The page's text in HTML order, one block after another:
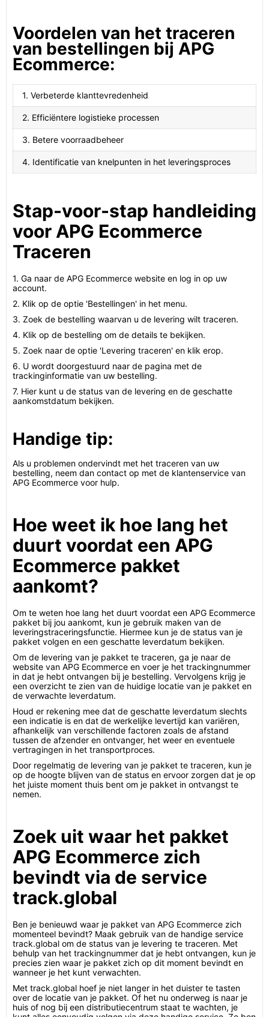
Voordelen van het traceren
van bestellingen bij APG
Ecommerce:
1. Verbeterde klanttevredenheid
2. Efficiëntere logistieke processen
3. Betere voorraadbeheer
4. Identificatie van knelpunten in het leveringsproces
Stap-voor-stap handleiding
voor APG Ecommerce
Traceren
1. Ga naar de APG Ecommerce website en log in op uw
account.
2. Klik op de optie 'Bestellingen' in het menu.
3. Zoek de bestelling waarvan u de levering wilt traceren.
4. Klik op de bestelling om de details te bekijken.
5. Zoek naar de optie 'Levering traceren' en klik erop.
6. U wordt doorgestuurd naar de pagina met de
trackinginformatie van uw bestelling.
7. Hier kunt u de status van de levering en de geschatte
aankomstdatum bekijken.
Handige tip:
Als u problemen ondervindt met het traceren van uw
bestelling, neem dan contact op met de klantenservice van
APG Ecommerce voor hulp.
Hoe weet ik hoe lang het
duurt voordat een APG
Ecommerce pakket
aankomt?
Om te weten hoe lang het duurt voordat een APG Ecommerce
pakket bij jou aankomt, kun je gebruik maken van de
leveringstraceringsfunctie. Hiermee kun je de status van je
pakket volgen en een geschatte leverdatum bekijken.
Om de levering van je pakket te traceren, ga je naar de
website van APG Ecommerce en voer je het trackingnummer
in dat je hebt ontvangen bij je bestelling. Vervolgens krijg je
een overzicht te zien van de huidige locatie van je pakket en
de verwachte leverdatum.
Houd er rekening mee dat de geschatte leverdatum slechts
een indicatie is en dat de werkelijke levertijd kan variëren,
afhankelijk van verschillende factoren zoals de afstand
tussen de afzender en ontvanger, het weer en eventuele
vertragingen in het transportproces.
Door regelmatig de levering van je pakket te traceren, kun je
op de hoogte blijven van de status en ervoor zorgen dat je op
het juiste moment thuis bent om je pakket in ontvangst te
nemen.
Zoek uit waar het pakket
APG Ecommerce zich
bevindt via de service
track.global
Ben je benieuwd waar je pakket van APG Ecommerce zich
momenteel bevindt? Maak gebruik van de handige service
track.global om de status van je levering te traceren. Met
behulp van het trackingnummer dat je hebt ontvangen, kun je
precies zien waar je pakket zich op dit moment bevindt en
wanneer je het kunt verwachten.
Met track.global hoef je niet langer in het duister te tasten
over de locatie van je pakket. Of het nu onderweg is naar je
huis of nog bij een distributiecentrum staat te wachten, je